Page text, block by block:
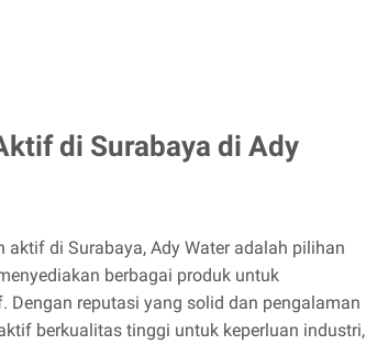
di Surabaya di Ady
di Surabaya, Ady Water adalah pilihan
berbagai produk untuk
Dengan reputasi yang solid dan pengalaman
berkualitas tinggi untuk keperluan industri,